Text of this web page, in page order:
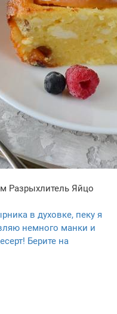
Разрыхлитель Яйцо
в духовке, пеку я
немного манки и
Берите на